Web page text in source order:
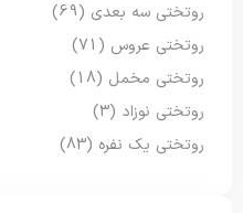
روتختی سه بعدی (69)
روتختی عروس (71)
روتختی مخمل (18)
روتختی نوزاد (3)
روتختی یک نفره (83)